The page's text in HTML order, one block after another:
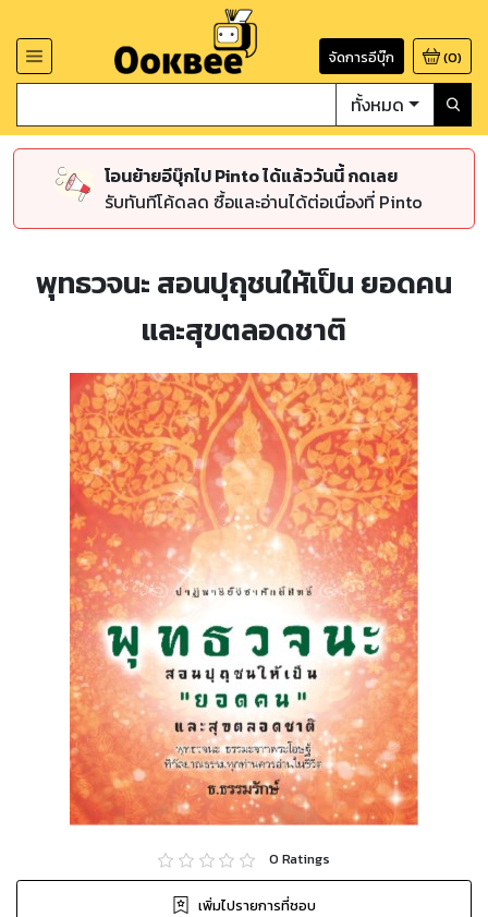
จัดการอีบุ๊ก (0)
ทั้งหมด
โอนย้ายอีบุ๊กไป Pinto ได้แล้ววันนี้ กดเลย
รับทันทีโค้ดลด ซื้อและอ่านได้ต่อเนื่องที่ Pinto
พุทธวจนะ สอนปุถุชนให้เป็น ยอดคน
และสุขตลอดชาติ
0 Ratings
เพิ่มไปรายการที่ชอบ